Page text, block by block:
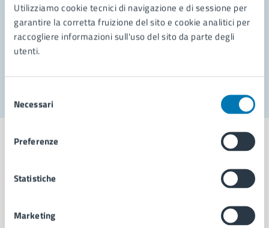
Utilizziamo cookie tecnici di navigazione e di sessione per
garantire la corretta fruizione del sito e cookie analitici per
raccogliere informazioni sull'uso del sito da parte degli
utenti.
delNecessari
Preferenze
Statistiche
Marketing
Prenota appuntamento
Problemi in città
Comune di Napoli
AMMINISTRAZIONE